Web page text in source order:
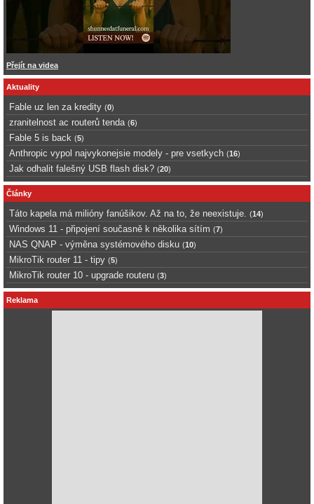
Přejít na videa
Aktuality
Fable uz len za kredity (0)
zranitelnost ac routerů tenda (6)
Fable 5 is back (5)
Anthropic vypol najvykonejsie modely - pre vsetkych (16)
Jak odhalit falešný USB flash disk? (20)
Články
Táto kapela má milióny fanúšikov. Až na to, že neexistuje. (14)
Windows 11 - připojení současně k několika sítím (7)
NAS QNAP - výměna systémového disku (10)
MikroTik router 11 - tipy (5)
MikroTik router 10 - upgrade routeru (3)
Reklama